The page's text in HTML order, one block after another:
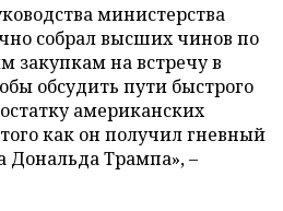
министерства
собрал высших чинов по
закупкам на встречу в
обсудить пути быстрого
американских
как он получил гневный
Дональда Трампа», –